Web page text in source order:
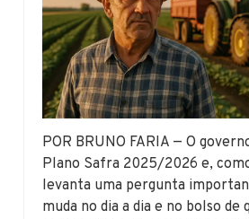
POR BRUNO FARIA — O
Plano Safra 2025/2026 e,
levanta uma pergunta
muda no dia a dia e no bolso de